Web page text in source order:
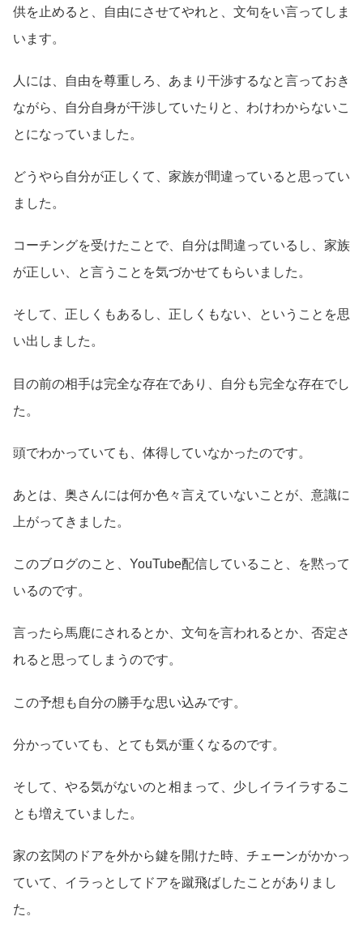
供を止めると、自由にさせてやれと、文句をい言ってしま
います。
人には、自由を尊重しろ、あまり干渉するなと言っておき
ながら、自分自身が干渉していたりと、わけわからないこ
とになっていました。
どうやら自分が正しくて、家族が間違っていると思ってい
ました。
コーチングを受けたことで、自分は間違っているし、家族
が正しい、と言うことを気づかせてもらいました。
そして、正しくもあるし、正しくもない、ということを思
い出しました。
目の前の相手は完全な存在であり、自分も完全な存在でし
た。
頭でわかっていても、体得していなかったのです。
あとは、奥さんには何か色々言えていないことが、意識に
上がってきました。
このブログのこと、YouTube配信していること、を黙って
いるのです。
言ったら馬鹿にされるとか、文句を言われるとか、否定さ
れると思ってしまうのです。
この予想も自分の勝手な思い込みです。
分かっていても、とても気が重くなるのです。
そして、やる気がないのと相まって、少しイライラするこ
とも増えていました。
家の玄関のドアを外から鍵を開けた時、チェーンがかかっ
ていて、イラっとしてドアを蹴飛ばしたことがありまし
た。